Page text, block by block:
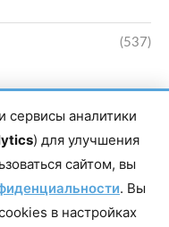
(537)
Тимур Нухович. Контакты
По вопросам
д. 1а. Все права защищены.
аналитики
) для улучшения
сайтом, вы
. Вы
в настройках